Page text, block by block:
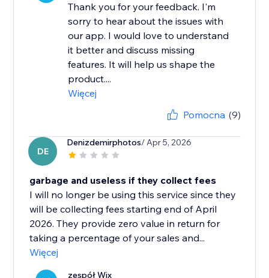
Thank you for your feedback. I'm
sorry to hear about the issues with
our app. I would love to understand
it better and discuss missing
features. It will help us shape the
product....
Więcej
Pomocna (9)
DE
Denizdemirphotos/ Apr 5, 2026
garbage and useless if they collect fees
I will no longer be using this service since they
will be collecting fees starting end of April
2026. They provide zero value in return for
taking a percentage of your sales and...
Więcej
zespół Wix